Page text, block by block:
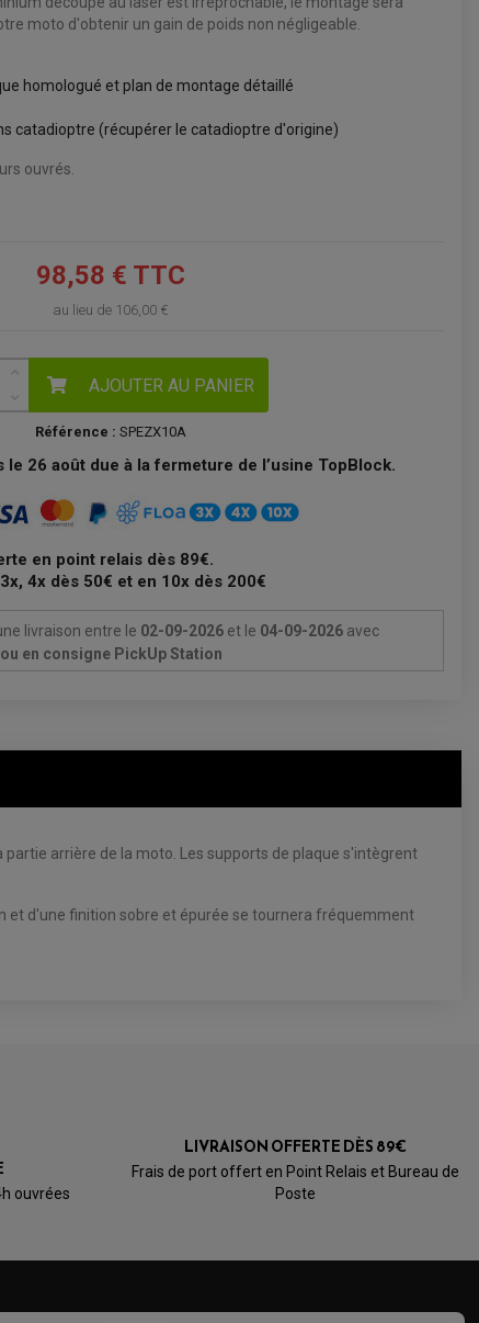
VOIR LE PANIER
moto d'obtenir un gain de poids non négligeable.
homologué et plan de montage détaillé
catadioptre (récupérer le catadioptre d'origine)
ouvrés.
98,58 € TTC
au lieu de 106,00 €
AJOUTER AU PANIER
Référence : SPEZX10A
le 26 août due à la fermeture de l’usine TopBlock.
en point relais dès 89€.
4x dès 50€ et en 10x dès 200€
livraison entre le 02-09-2026 et le 04-09-2026 avec
en consigne PickUp Station
partie arrière de la moto. Les supports de plaque s'intègrent
et d'une finition sobre et épurée se tournera fréquemment
ouvrées
LIVRAISON OFFERTE DÈS 89€
Frais de port offert en Point Relais et Bureau de
Poste